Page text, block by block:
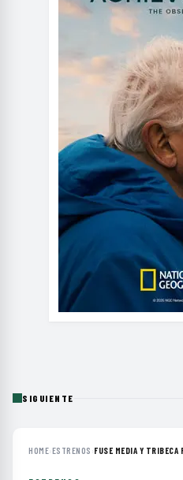
SIGUIENTE
HOME›ESTRENOS ›FUSE MEDIA Y